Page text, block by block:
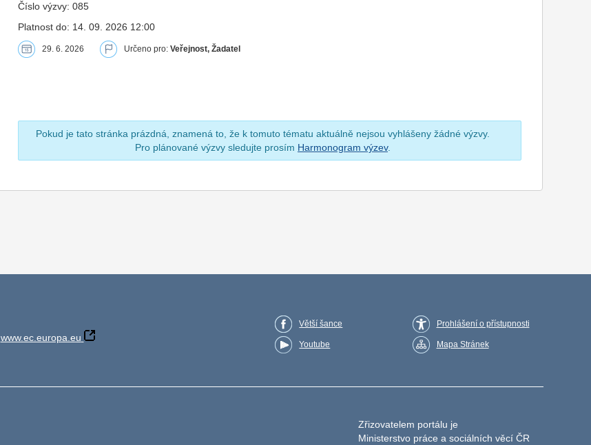
Číslo výzvy: 085
Platnost do: 14. 09. 2026 12:00
29. 6. 2026 Určeno pro:Veřejnost, Žadatel
Pokud je tato stránka prázdná, znamená to, že k tomuto tématu aktuálně nejsou vyhlášeny žádné výzvy.
Pro plánované výzvy sledujte prosím Harmonogram výzev.
www.ec.europa.eu
Větší šance
Youtube
Prohlášení o přístupnosti
Mapa Stránek
Zřizovatelem portálu je
Ministerstvo práce a sociálních věcí ČR